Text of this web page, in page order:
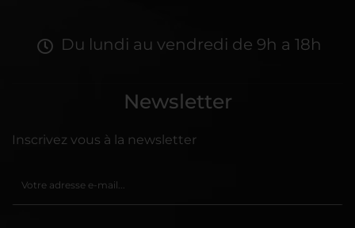
Du lundi au vendredi de 9h a 18h
Newsletter
Inscrivez vous à la newsletter